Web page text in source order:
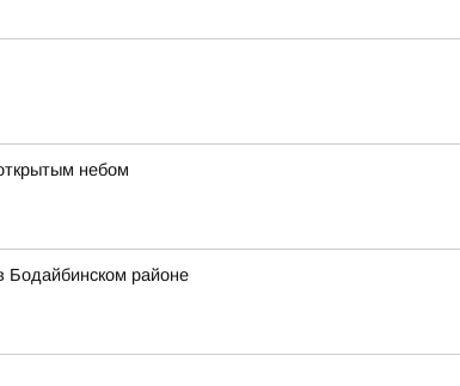
небом
Бодайбинском районе